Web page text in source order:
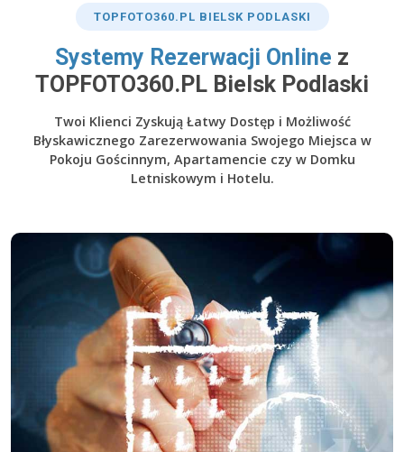
TOP FOTO360.PL BIELSK PODLASKI
​Systemy Rezerwacji Online z
TOPFOTO360.PL Bielsk Podlaski
Twoi Klienci Zyskują Łatwy Dostęp i Możliwość
Błyskawicznego Zarezerwowania Swojego Miejsca w
Pokoju Gościnnym, Apartamencie czy w Domku
Letniskowym i Hotelu.